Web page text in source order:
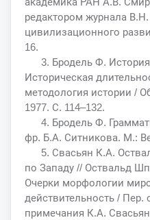
редактором журнала
цивилизационного
16.
3. Бродель Ф.
Историческая
методология истории /
1977. С. 114‒132.
4. Бродель Ф.
фр. Б.А. Ситникова. М.:
5. Свасьян К.А.
по Западу // Оствальд
Очерки морфологии
действительность / Пер.
примечания К.А.